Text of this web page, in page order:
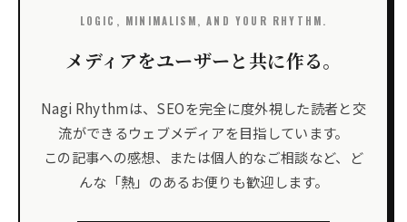
LOGIC, MINIMALISM, AND YOUR RHYTHM.
メディアをユーザーと共に作る。
Nagi Rhythmは、SEOを完全に度外視した読者と交
流ができるウェブメディアを目指しています。
この記事への感想、または個人的なご相談など、ど
んな「熱」のあるお便りも歓迎します。